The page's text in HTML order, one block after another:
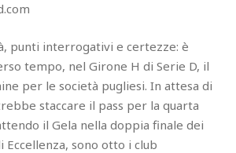
punti interrogativi e certezze: è
tempo, nel Girone H di Serie D, il
per le società pugliesi. In attesa di
staccare il pass per la quarta
il Gela nella doppia finale dei
Eccellenza, sono otto i club